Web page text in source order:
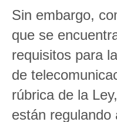
Sin embargo,
que se
requisitos para
de
rúbrica de la
están